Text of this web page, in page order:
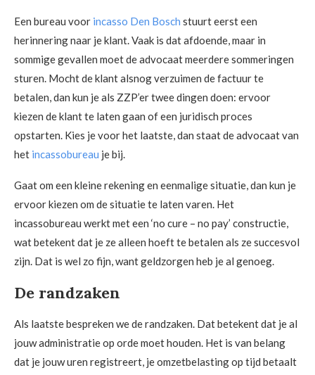
Een bureau voor incasso Den Bosch stuurt eerst een
herinnering naar je klant. Vaak is dat afdoende, maar in
sommige gevallen moet de advocaat meerdere sommeringen
sturen. Mocht de klant alsnog verzuimen de factuur te
betalen, dan kun je als ZZP’er twee dingen doen: ervoor
kiezen de klant te laten gaan of een juridisch proces
opstarten. Kies je voor het laatste, dan staat de advocaat van
het incassobureau je bij.
Gaat om een kleine rekening en eenmalige situatie, dan kun je
ervoor kiezen om de situatie te laten varen. Het
incassobureau werkt met een ‘no cure – no pay’ constructie,
wat betekent dat je ze alleen hoeft te betalen als ze succesvol
zijn. Dat is wel zo fijn, want geldzorgen heb je al genoeg.
De randzaken
Als laatste bespreken we de randzaken. Dat betekent dat je al
jouw administratie op orde moet houden. Het is van belang
dat je jouw uren registreert, je omzetbelasting op tijd betaalt